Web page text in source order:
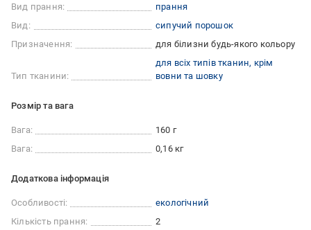
Вид прання:
прання
Вид:
сипучий порошок
Призначення:
для білизни будь-якого кольору
Тип тканини:
для всіх типів тканин, крім
вовни та шовку
Розмір та вага
Вага:
160 г
Вага:
0,16 кг
Додаткова інформація
Особливості:
екологічний
Кількість прання:
2